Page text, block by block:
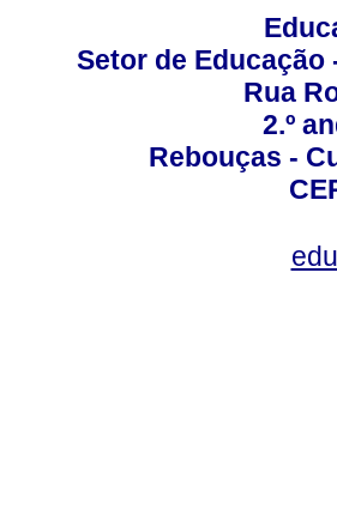
Setor de Educação
Rua
2.º
Rebouças -